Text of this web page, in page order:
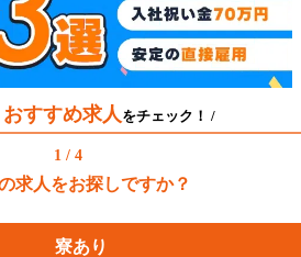
おすすめ求人 をチェック！ /
1 / 4
求人をお探しですか？
寮あり